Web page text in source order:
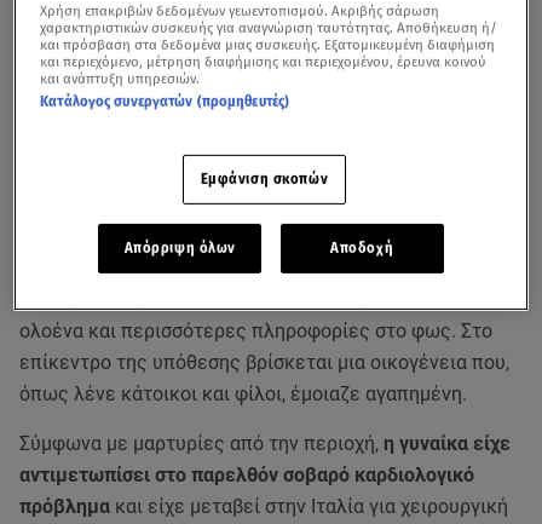
Για την τραγωδία που συγκλονίζει τηνΑίγιο,με τη
ολοένα και περισσότερες πληροφορίες στο φως. Στο
επίκεντρο της υπόθεσης βρίσκεται μια οικογένεια που,
όπως λένε κάτοικοι και φίλοι, έμοιαζε αγαπημένη.
Σύμφωνα με μαρτυρίες από την περιοχή, η γυναίκα είχε
αντιμετωπίσει στο παρελθόν σοβαρό καρδιολογικό
πρόβλημα και είχε μεταβεί στην Ιταλία για χειρουργική
Χρήση επακριβών δεδομένων γεωεντοπισμού. Ακριβής σάρωση
χαρακτηριστικών συσκευής για αναγνώριση ταυτότητας. Αποθήκευση ή/
και πρόσβαση στα δεδομένα μιας συσκευής. Εξατομικευμένη διαφήμιση
και περιεχόμενο, μέτρηση διαφήμισης και περιεχομένου, έρευνα κοινού
και ανάπτυξη υπηρεσιών.
Κατάλογος συνεργατών (προμηθευτές)
Εμφάνιση σκοπών
Απόρριψη όλων Αποδοχή